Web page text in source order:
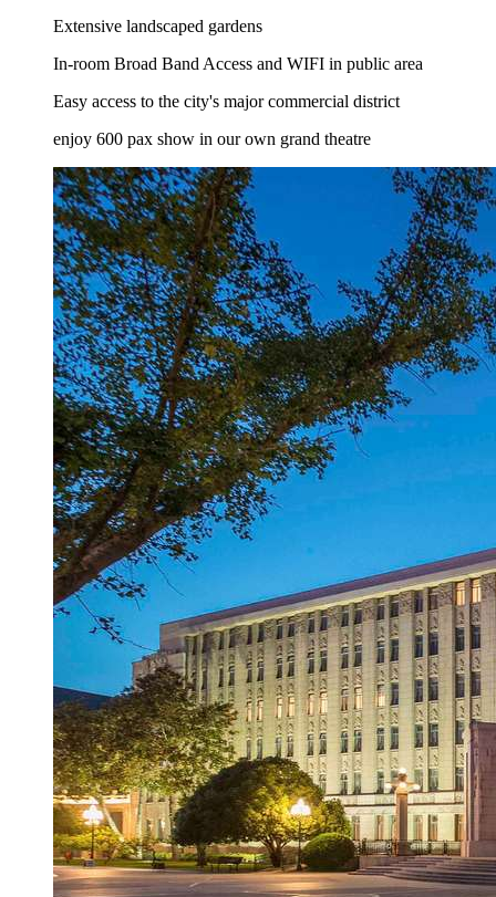
Extensive landscaped gardens
In-room Broad Band Access and WIFI in public area
Easy access to the city's major commercial district
enjoy 600 pax show in our own grand theatre